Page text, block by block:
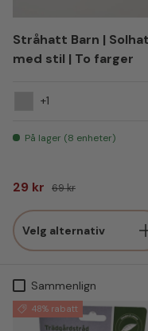
Stråhatt Barn |
med stil | To farger
+1
På lager (8 enheter)
Salgspris
29 kr Vanlig pris
69 kr
Velg alternativ
Sammenlign
48% rabatt